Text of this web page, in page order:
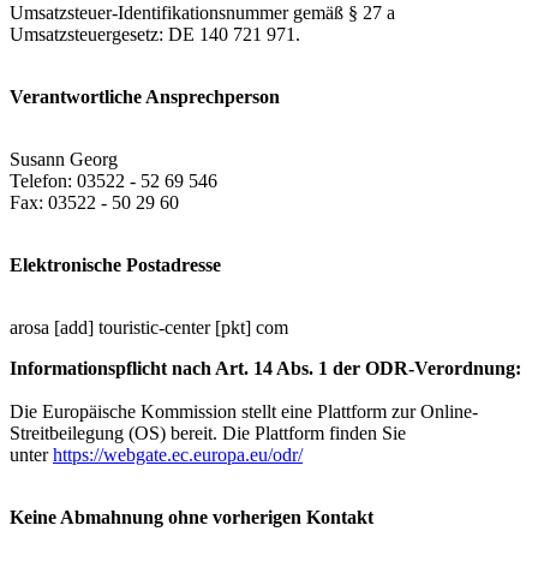
Umsatzsteuer-Identifikationsnummer gemäß § 27 a
Umsatzsteuergesetz: DE 140 721 971.
Verantwortliche Ansprechperson
Susann Georg
Telefon: 03522 - 52 69 546
Fax: 03522 - 50 29 60
Elektronische Postadresse
arosa [add] touristic-center [pkt] com
Informationspflicht nach Art. 14 Abs. 1 der ODR-Verordnung:
Die Europäische Kommission stellt eine Plattform zur Online-
Streitbeilegung (OS) bereit. Die Plattform finden Sie
unterhttps://webgate.ec.europa.eu/odr/
Keine Abmahnung ohne vorherigen Kontakt